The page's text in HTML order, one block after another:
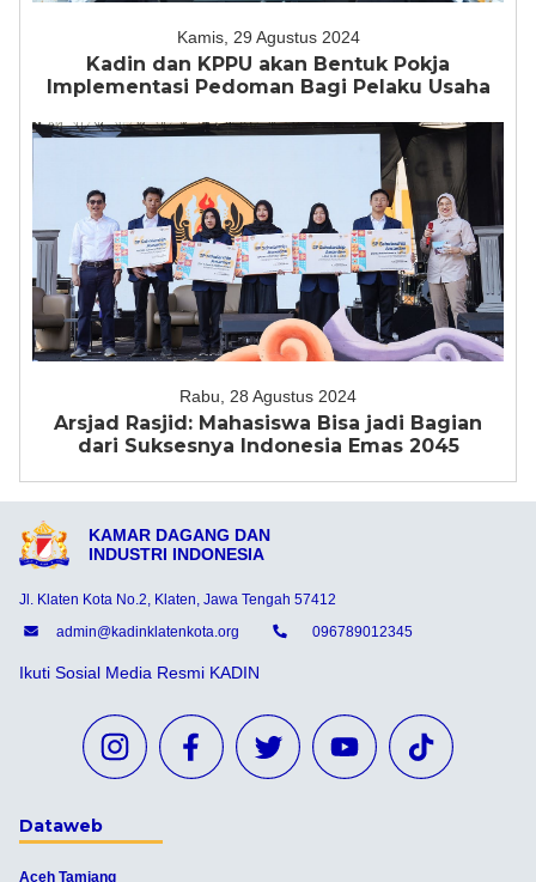
Kamis, 29 Agustus 2024
Kadin dan KPPU akan Bentuk Pokja
Implementasi Pedoman Bagi Pelaku Usaha
Rabu, 28 Agustus 2024
Arsjad Rasjid: Mahasiswa Bisa jadi Bagian
dari Suksesnya Indonesia Emas 2045
KAMAR DAGANG DAN
INDUSTRI INDONESIA
Jl. Klaten Kota No.2, Klaten, Jawa Tengah 57412
admin@kadinklatenkota.org
096789012345
Ikuti Sosial Media Resmi KADIN
Dataweb
Aceh Tamiang